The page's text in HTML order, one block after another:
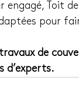
Toit
pour
de
d’experts.